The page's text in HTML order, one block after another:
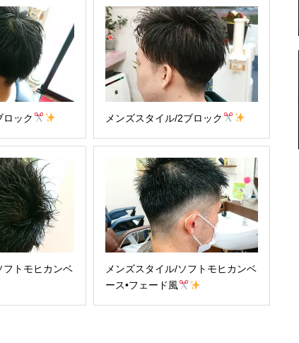
ロック メンズスタイル/2ブロック
フトモヒカンベ
メンズスタイル/ソフトモヒカンベ
ース•フェード風